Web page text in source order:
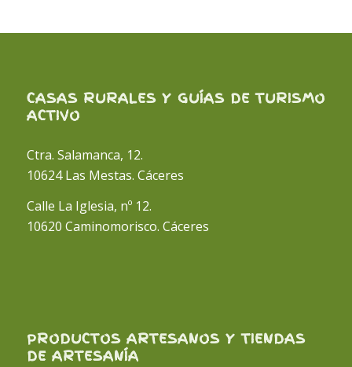
CASAS RURALES Y GUÍAS DE TURISMO
ACTIVO
Ctra. Salamanca, 12.
10624 Las Mestas. Cáceres
Calle La Iglesia, nº 12.
10620 Caminomorisco. Cáceres
PRODUCTOS ARTESANOS Y TIENDAS
DE ARTESANÍA